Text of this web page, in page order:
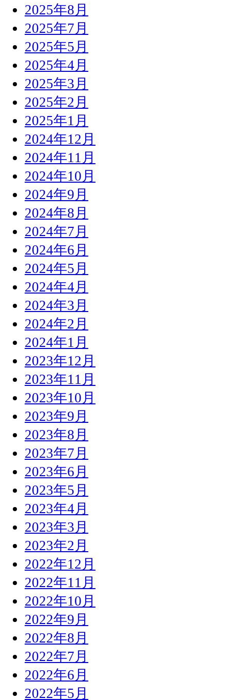
2025年8月
2025年7月
2025年5月
2025年4月
2025年3月
2025年2月
2025年1月
2024年12月
2024年11月
2024年10月
2024年9月
2024年8月
2024年7月
2024年6月
2024年5月
2024年4月
2024年3月
2024年2月
2024年1月
2023年12月
2023年11月
2023年10月
2023年9月
2023年8月
2023年7月
2023年6月
2023年5月
2023年4月
2023年3月
2023年2月
2022年12月
2022年11月
2022年10月
2022年9月
2022年8月
2022年7月
2022年6月
2022年5月